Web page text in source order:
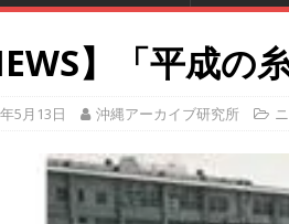
】「平成の
5月13日 沖縄アーカイブ研究所